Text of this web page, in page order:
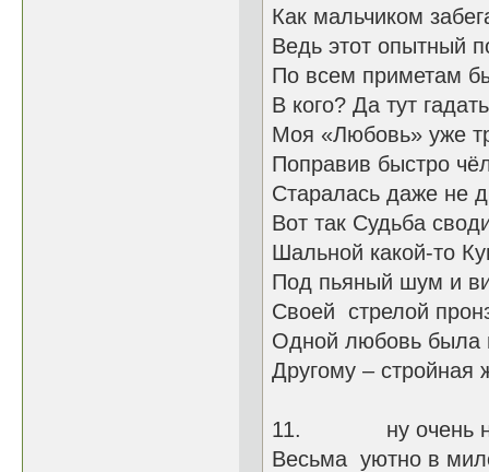
Как мальчиком
Ведь этот
По всем приметам
В кого? Да тут
Моя
Поправив быстро
Старалась
Вот так Судьба
Шальной какой-то
Под пьяный шум и
Своей стрелой
Одной любовь была
Другому – стройная
11. ну очень
Весьма уютно в